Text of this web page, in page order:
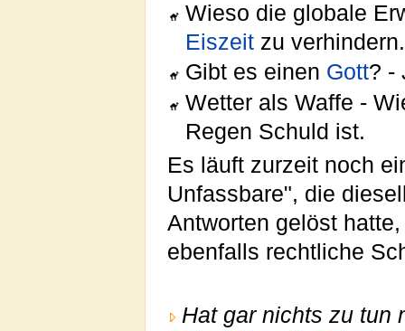
Wieso die globale
Eiszeit zu verhindern.
Gibt es einen Gott? -
Wetter als Waffe -
Regen Schuld ist.
Es läuft zurzeit noch
Unfassbare", die
Antworten gelöst
ebenfalls rechtliche
Hat gar nichts zu tun